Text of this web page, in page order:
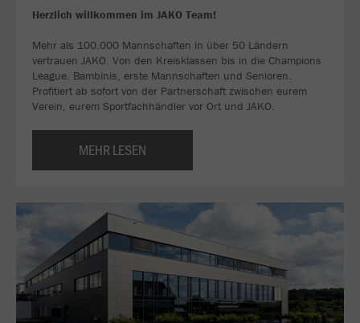
Herzlich willkommen im JAKO Team!
Mehr als 100.000 Mannschaften in über 50 Ländern
vertrauen JAKO. Von den Kreisklassen bis in die Champions
League. Bambinis, erste Mannschaften und Senioren.
Profitiert ab sofort von der Partnerschaft zwischen eurem
Verein, eurem Sportfachhändler vor Ort und JAKO.
MEHR LESEN